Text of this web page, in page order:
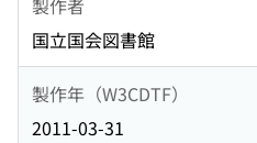
国立国会図書館
製作年（W3CDTF）
2011-03-31